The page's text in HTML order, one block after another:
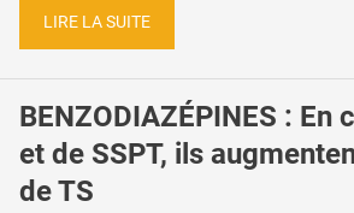
LIRE LA SUITE
BENZODIAZÉPINES : En
et de SSPT, ils
de TS